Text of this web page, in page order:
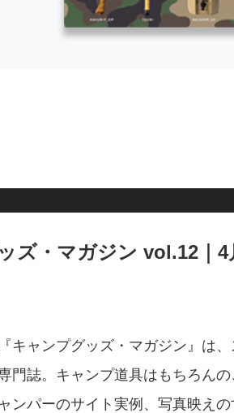
ズ・マガジン vol.12｜4
キャンプグッズ・マガジン』は
門誌。キャンプ道具はもちろん
ンパーのサイト実例、写真映え